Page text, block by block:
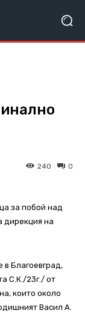
0
240
за побой над
дирекция на
Благоевград,
С.К./23г./ от
които около
Васил А.